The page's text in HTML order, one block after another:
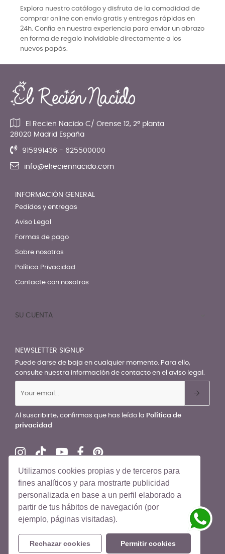
Utilizamos cookies propias y de terceros para
fines analíticos y para mostrarte publicidad
personalizada en base a un perfil elaborado a
partir de tus hábitos de navegación (por
ejemplo, páginas visitadas).
Rechazar cookies Permitir cookies
Explora nuestro catálogo y disfruta de la comodidad de
comprar online con envío gratis y entregas rápidas en
24h. Confía en nuestra experiencia para enviar un abrazo
en forma de regalo inolvidable directamente a los
nuevos papás.
El Recien Nacido C/ Orense 12, 2ª planta
28020 Madrid España
915991436 - 625500000
info@elreciennacido.com
INFORMACIÓN GENERAL
Pedidos y entregas
Aviso Legal
Formas de pago
Sobre nosotros
Política Privacidad
Contacte con nosotros
SU CUENTA
NEWSLETTER SIGNUP
Puede darse de baja en cualquier momento. Para ello,
consulte nuestra información de contacto en el aviso legal.
Al suscribirte, confirmas que has leído la Política de
privacidad
© El Recién Nacido 2026. Todos los derechos reservados